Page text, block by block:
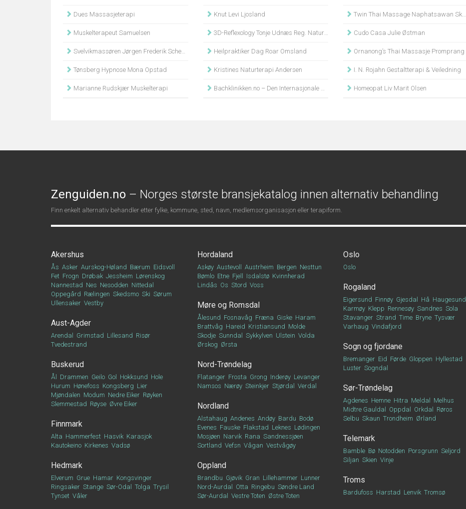
Dues Massasjeterapi
Muskelterapeut Samuelsen
Svelvikmassøren Jørgen Frederik Scheel Haarstad
Tønsberg Hypnose Mona Opstad
Marianne Rudskjær Muskelterapi
Knut Levi Ljosland
3D-Reflexology Tonje Udnæs Reg. Naturterapeut Mnnh
Heilpraktiker Dag Roar Omsland
Kristines Naturterapi Andersen
Bachklinikken.no – Den Internasjonale Bachterapeut Utdannelse Gro Midthun
Twin Thai Massage Naphatsawan Skoie
Cudo Casa Julie Østman
Ornanong’s Thai Massasje Promprang
I. N. Rojahn Gestaltterapi & Veiledning
Homeopat Liv Marit Olsen
Zenguiden.no – Norges største bransjekatalog innen alternativ behandling
Finn enkelt alternativ behandler etter fylke, kommune, sted, navn, medlemsorganisasjon eller terapiform.
Akershus
Ås Asker Aurskog-Høland Bærum Eidsvoll
Fet Frogn Drøbak Jessheim Lørenskog
Nannestad Nes Nesodden Nittedal
Oppegård Rælingen Skedsmo Ski Sørum
Ullensaker Vestby
Aust-Agder
Arendal Grimstad Lillesand Risør
Tvedestrand
Buskerud
Ål Drammen Geilo Gol Hokksund Hole
Hurum Hønefoss Kongsberg Lier
Mjøndalen Modum Nedre Eiker Røyken
Slemmestad Røyse Øvre Eiker
Finnmark
Alta Hammerfest Hasvik Karasjok
Kautokeino Kirkenes Vadsø
Hedmark
Elverum Grue Hamar Kongsvinger
Ringsaker Stange Sør-Odal Tolga Trysil
Tynset Våler
Hordaland
Askøy Austevoll Austrheim Bergen Nesttun
Bømlo Etne Fjell Isdalstø Kvinnherad
Lindås Os Stord Voss
Møre og Romsdal
Ålesund Fosnavåg Fræna Giske Haram
Brattvåg Hareid Kristiansund Molde
Skodje Sunndal Sykkylven Ulstein Volda
Ørskog Ørsta
Nord-Trøndelag
Flatanger Frosta Grong Inderøy Levanger
Namsos Nærøy Steinkjer Stjørdal Verdal
Nordland
Alstahaug Andenes Andøy Bardu Bodø
Evenes Fauske Flakstad Leknes Lødingen
Mosjøen Narvik Rana Sandnessjøen
Sortland Vefsn Vågan Vestvågøy
Oppland
Brandbu Gjøvik Gran Lillehammer Lunner
Nord-Aurdal
Otta Ringebu Søndre Land
Sør-Aurdal
Vestre Toten Østre Toten
Oslo
Oslo
Rogaland
Eigersund Finnøy Gjesdal Hå Haugesund
Karmøy Klepp Rennesøy Sandnes Sola
Stavanger Strand Time Bryne Tysvær
Varhaug Vindafjord
Sogn og fjordane
Bremanger Eid Førde Gloppen Hyllestad
Luster Sogndal
Sør-Trøndelag
Agdenes Hemne Hitra Meldal
Melhus
Midtre Gauldal
Oppdal Orkdal
Røros
Selbu Skaun Trondheim Ørland
Telemark
Bamble Bø Notodden Porsgrunn Seljord
Siljan Skien Vinje
Troms
Bardufoss Harstad Lenvik Tromsø